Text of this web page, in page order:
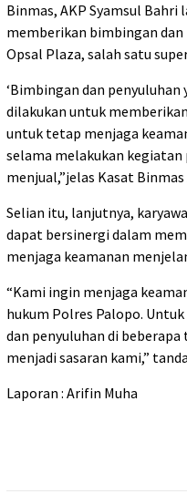
Binmas, AKP Syamsul
memberikan bimbingan dan
Opsal Plaza, salah satu
‘Bimbingan dan
dilakukan untuk
untuk tetap menjaga
selama melakukan
menjual,”jelas Kasat Binmas
Selian itu, lanjutnya,
dapat bersinergi dalam
menjaga keamanan
“Kami ingin menjaga
hukum Polres Palopo.
dan penyuluhan di
menjadi sasaran kami,”
Laporan : Arifin Muha